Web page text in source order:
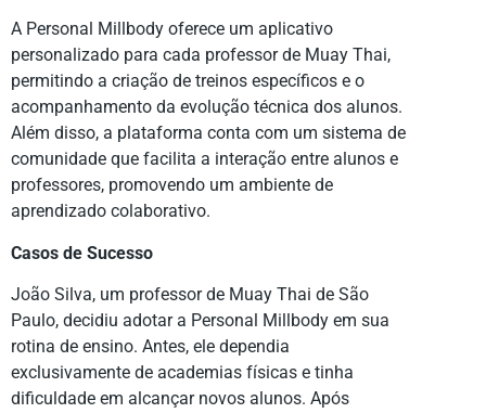
A Personal Millbody oferece um aplicativo
personalizado para cada professor de Muay Thai,
permitindo a criação de treinos específicos e o
acompanhamento da evolução técnica dos alunos.
Além disso, a plataforma conta com um sistema de
comunidade que facilita a interação entre alunos e
professores, promovendo um ambiente de
aprendizado colaborativo.
Casos de Sucesso
João Silva, um professor de Muay Thai de São
Paulo, decidiu adotar a Personal Millbody em sua
rotina de ensino. Antes, ele dependia
exclusivamente de academias físicas e tinha
dificuldade em alcançar novos alunos. Após